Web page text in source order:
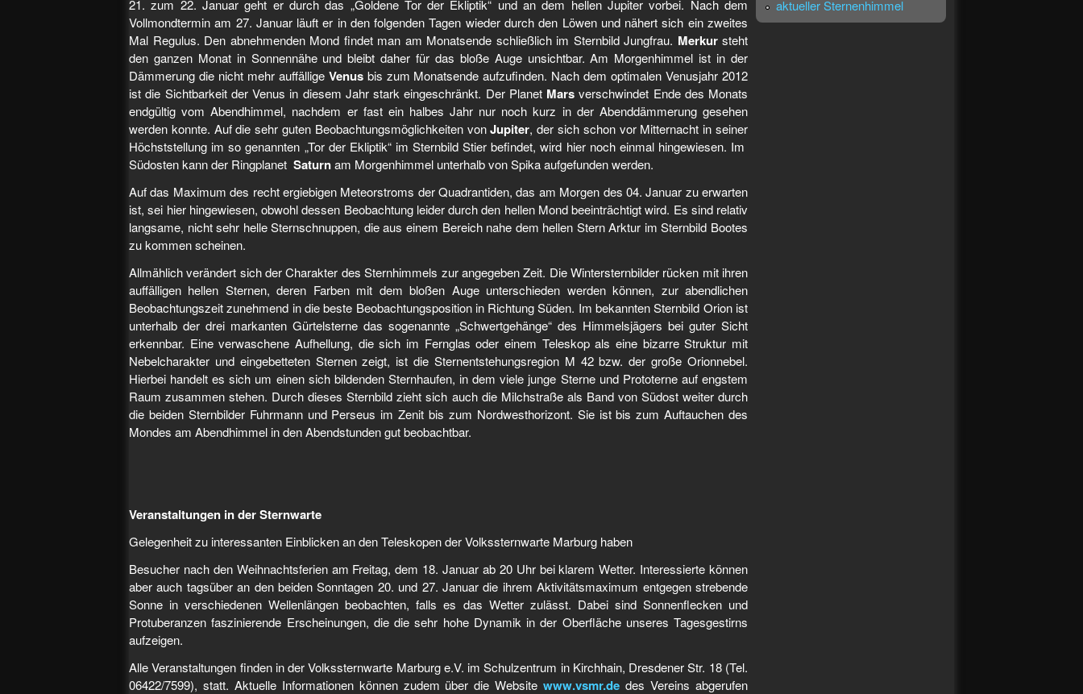
21. zum 22. Januar geht er durch das „Goldene Tor der Ekliptik“ und an dem hellen Jupiter vorbei. Nach dem
Vollmondtermin am 27. Januar läuft er in den folgenden Tagen wieder durch den Löwen und nähert sich ein zweites
Mal Regulus. Den abnehmenden Mond findet man am Monatsende schließlich im Sternbild Jungfrau. Merkursteht
den ganzen Monat in Sonnennähe und bleibt daher für das bloße Auge unsichtbar. Am Morgenhimmel ist in der
Dämmerung die nicht mehr auffällige Venusbis zum Monatsende aufzufinden. Nach dem optimalen Venusjahr 2012
ist die Sichtbarkeit der Venus in diesem Jahr stark eingeschränkt. Der Planet Marsverschwindet Ende des Monats
endgültig vom Abendhimmel, nachdem er fast ein halbes Jahr nur noch kurz in der Abenddämmerung gesehen
werden konnte. Auf die sehr guten Beobachtungsmöglichkeiten vonJupiter, der sich schon vor Mitternacht in seiner
Höchststellung im so genannten „Tor der Ekliptik“ im Sternbild Stier befindet, wird hier noch einmal hingewiesen. Im
Südosten kann der Ringplanet Saturnam Morgenhimmel unterhalb von Spika aufgefunden werden.
Auf das Maximum des recht ergiebigen Meteorstroms der Quadrantiden, das am Morgen des 04. Januar zu erwarten
ist, sei hier hingewiesen, obwohl dessen Beobachtung leider durch den hellen Mond beeinträchtigt wird. Es sind relativ
langsame, nicht sehr helle Sternschnuppen, die aus einem Bereich nahe dem hellen Stern Arktur im Sternbild Bootes
zu kommen scheinen.
Allmählich verändert sich der Charakter des Sternhimmels zur angegeben Zeit. Die Wintersternbilder rücken mit ihren
auffälligen hellen Sternen, deren Farben mit dem bloßen Auge unterschieden werden können, zur abendlichen
Beobachtungszeit zunehmend in die beste Beobachtungsposition in Richtung Süden. Im bekannten Sternbild Orion ist
unterhalb der drei markanten Gürtelsterne das sogenannte „Schwertgehänge“ des Himmelsjägers bei guter Sicht
erkennbar. Eine verwaschene Aufhellung, die sich im Fernglas oder einem Teleskop als eine bizarre Struktur mit
Nebelcharakter und eingebetteten Sternen zeigt, ist die Sternentstehungsregion M 42 bzw. der große Orionnebel.
Hierbei handelt es sich um einen sich bildenden Sternhaufen, in dem viele junge Sterne und Prototerne auf engstem
Raum zusammen stehen. Durch dieses Sternbild zieht sich auch die Milchstraße als Band von Südost weiter durch
die beiden Sternbilder Fuhrmann und Perseus im Zenit bis zum Nordwesthorizont. Sie ist bis zum Auftauchen des
Mondes am Abendhimmel in den Abendstunden gut beobachtbar.
Veranstaltungen in der Sternwarte
Gelegenheit zu interessanten Einblicken an den Teleskopen der Volkssternwarte Marburg haben
Besucher nach den Weihnachtsferien am Freitag, dem 18. Januar ab 20 Uhr bei klarem Wetter. Interessierte können
aber auch tagsüber an den beiden Sonntagen 20. und 27. Januar die ihrem Aktivitätsmaximum entgegen strebende
Sonne in verschiedenen Wellenlängen beobachten, falls es das Wetter zulässt. Dabei sind Sonnenflecken und
Protuberanzen faszinierende Erscheinungen, die die sehr hohe Dynamik in der Oberfläche unseres Tagesgestirns
aufzeigen.
Alle Veranstaltungen finden in der Volkssternwarte Marburg e.V. im Schulzentrum in Kirchhain, Dresdener Str. 18 (Tel.
06422/7599), statt. Aktuelle Informationen können zudem über die Websitewww.vsmr.de des Vereins abgerufen
aktueller Sternenhimmel